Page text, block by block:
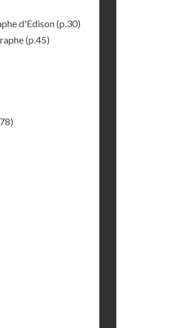
d'Edison(p.30)
(p.45)